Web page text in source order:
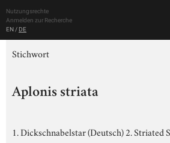
Nutzungsrechte
Anmelden zur Recherche
EN / DE
Stichwort
Aplonis striata
1. Dickschnabelstar (Deutsch) 2. Striated